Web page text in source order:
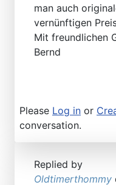
man auch
vernünftigen
Mit freundlichen
Bernd
Please Log in or
conversation.
Replied by
Oldtimerthommy